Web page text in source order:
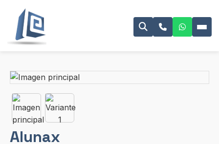
Alunax